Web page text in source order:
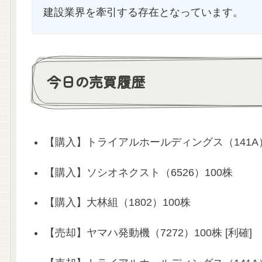
建設業界を牽引する存在となっています。
今日の売買履歴
【購入】トライアルホールディングス（141A
【購入】ソシオネクスト（6526）100株
【購入】大林組（1802）100株
【売却】ヤマハ発動機（7272）100株 [利確]